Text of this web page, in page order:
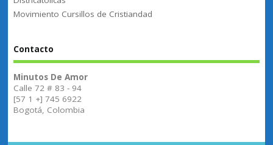
Movimiento Cursillos de Cristiandad
Contacto
Minutos De Amor
Calle 72 # 83 - 94
[57 1 +] 745 6922
Bogotá, Colombia